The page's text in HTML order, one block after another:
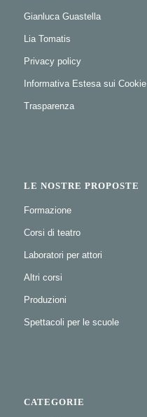
Gianluca Guastella
Lia Tomatis
Privacy policy
Informativa Estesa sui Cookie
Trasparenza
LE NOSTRE PROPOSTE
Formazione
Corsi di teatro
Laboratori per attori
Altri corsi
Produzioni
Spettacoli per le scuole
CATEGORIE